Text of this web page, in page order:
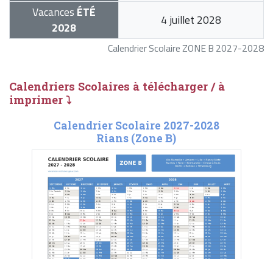
Calendrier Scolaire ZONE B 2027-2028
Vacances ÉTÉ
2028
4 juillet 2028
Calendriers Scolaires à télécharger / à
imprimer ⤵
Calendrier Scolaire 2027-2028
Rians (Zone B)